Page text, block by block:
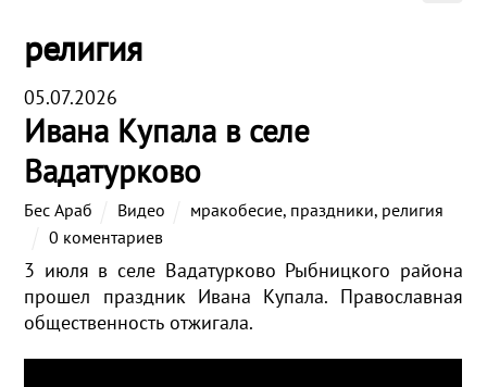
религия
05.07.2026
Ивана Купала в селе
Вадатурково
Бес Араб Видео мракобесие, праздники, религия
0 коментариев
3 июля в селе Вадатурково Рыбницкого района
прошел праздник Ивана Купала. Православная
общественность отжигала.